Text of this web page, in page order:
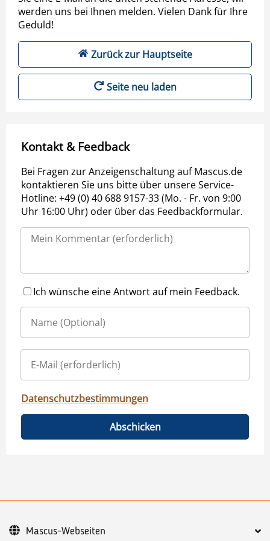
werden uns bei Ihnen melden. Vielen Dank für Ihre
Geduld!
Zurück zur Hauptseite
Seite neu laden
Kontakt & Feedback
Bei Fragen zur Anzeigenschaltung auf Mascus.de
kontaktieren Sie uns bitte über unsere Service-
Hotline: +49 (0) 40 688 9157-33 (Mo. - Fr. von 9:00
Uhr 16:00 Uhr) oder über das Feedbackformular.
Ich wünsche eine Antwort auf mein Feedback.
Datenschutzbestimmungen
Abschicken
Mascus-Webseiten